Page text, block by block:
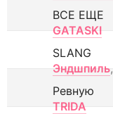
ВСЕ ЕЩЕ
GATASKI
SLANG
Эндшпиль,
Ревную
TRIDA